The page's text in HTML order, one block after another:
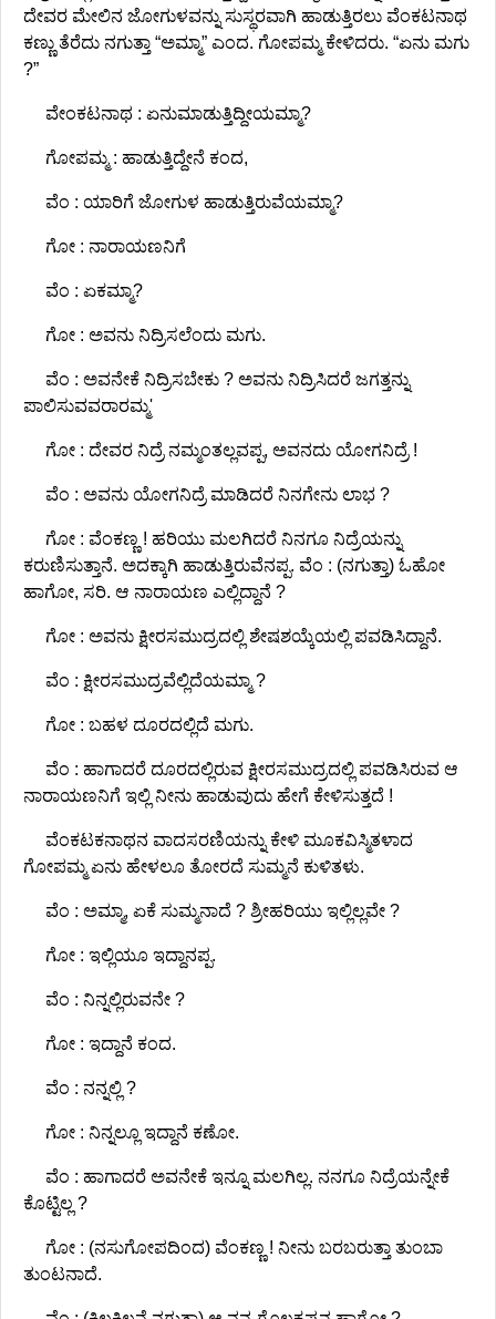
ದೇವರ ಮೇಲಿನ ಜೋಗುಳವನ್ನು ಸುಸ್ಥರವಾಗಿ ಹಾಡುತ್ತಿರಲು ವೆಂಕಟನಾಥ
ಕಣ್ಣು ತೆರೆದು ನಗುತ್ತಾ “ಅಮ್ಮಾ” ಎಂದ. ಗೋಪಮ್ಮ ಕೇಳಿದರು. “ಏನು ಮಗು
?”
ವೇಂಕಟನಾಥ : ಏನುಮಾಡುತ್ತಿದ್ದೀಯಮ್ಮಾ?
ಗೋಪಮ್ಮ : ಹಾಡುತ್ತಿದ್ದೇನೆ ಕಂದ,
ವೆಂ : ಯಾರಿಗೆ ಜೋಗುಳ ಹಾಡುತ್ತಿರುವೆಯಮ್ಮಾ?
ಗೋ : ನಾರಾಯಣನಿಗೆ
ವೆಂ : ಏಕಮ್ಮಾ?
ಗೋ : ಅವನು ನಿದ್ರಿಸಲೆಂದು ಮಗು.
ವೆಂ : ಅವನೇಕೆ ನಿದ್ರಿಸಬೇಕು ? ಅವನು ನಿದ್ರಿಸಿದರೆ ಜಗತ್ತನ್ನು
ಪಾಲಿಸುವವರಾರಮ್ಮ'
ಗೋ : ದೇವರ ನಿದ್ರೆ ನಮ್ಮಂತಲ್ಲವಪ್ಪ, ಅವನದು ಯೋಗನಿದ್ರೆ !
ವೆಂ : ಅವನು ಯೋಗನಿದ್ರೆ ಮಾಡಿದರೆ ನಿನಗೇನು ಲಾಭ ?
ಗೋ : ವೆಂಕಣ್ಣ ! ಹರಿಯು ಮಲಗಿದರೆ ನಿನಗೂ ನಿದ್ರೆಯನ್ನು
ಕರುಣಿಸುತ್ತಾನೆ. ಅದಕ್ಕಾಗಿ ಹಾಡುತ್ತಿರುವೆನಪ್ಪ. ವೆಂ : (ನಗುತ್ತಾ) ಓಹೋ
ಹಾಗೋ, ಸರಿ. ಆ ನಾರಾಯಣ ಎಲ್ಲಿದ್ದಾನೆ ?
ಗೋ : ಅವನು ಕ್ಷೀರಸಮುದ್ರದಲ್ಲಿ ಶೇಷಶಯ್ಕೆಯಲ್ಲಿ ಪವಡಿಸಿದ್ದಾನೆ.
ವೆಂ : ಕ್ಷೀರಸಮುದ್ರವೆಲ್ಲಿದೆಯಮ್ಮಾ ?
ಗೋ : ಬಹಳ ದೂರದಲ್ಲಿದೆ ಮಗು.
ವೆಂ : ಹಾಗಾದರೆ ದೂರದಲ್ಲಿರುವ ಕ್ಷೀರಸಮುದ್ರದಲ್ಲಿ ಪವಡಿಸಿರುವ ಆ
ನಾರಾಯಣನಿಗೆ ಇಲ್ಲಿ ನೀನು ಹಾಡುವುದು ಹೇಗೆ ಕೇಳಿಸುತ್ತದೆ !
ವೆಂಕಟಕನಾಥನ ವಾದಸರಣಿಯನ್ನು ಕೇಳಿ ಮೂಕವಿಸ್ಮಿತಳಾದ
ಗೋಪಮ್ಮ ಏನು ಹೇಳಲೂ ತೋರದೆ ಸುಮ್ಮನೆ ಕುಳಿತಳು.
ವೆಂ : ಅಮ್ಮಾ, ಏಕೆ ಸುಮ್ಮನಾದೆ ? ಶ್ರೀಹರಿಯು ಇಲ್ಲಿಲ್ಲವೇ ?
ಗೋ : ಇಲ್ಲಿಯೂ ಇದ್ದಾನಪ್ಪ.
ವೆಂ : ನಿನ್ನಲ್ಲಿರುವನೇ ?
ಗೋ : ಇದ್ದಾನೆ ಕಂದ.
ವೆಂ : ನನ್ನಲ್ಲಿ ?
ಗೋ : ನಿನ್ನಲ್ಲೂ ಇದ್ದಾನೆ ಕಣೋ.
ವೆಂ : ಹಾಗಾದರೆ ಅವನೇಕೆ ಇನ್ನೂ ಮಲಗಿಲ್ಲ. ನನಗೂ ನಿದ್ರೆಯನ್ನೇಕೆ
ಕೊಟ್ಟಿಲ್ಲ ?
ಗೋ : (ನಸುಗೋಪದಿಂದ) ವೆಂಕಣ್ಣ ! ನೀನು ಬರಬರುತ್ತಾ ತುಂಬಾ
ತುಂಟನಾದೆ.